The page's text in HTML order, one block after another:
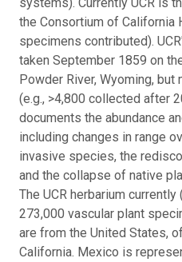
the Consortium of California
specimens contributed).
taken September 1859 on
Powder River, Wyoming,
(e.g., >4,800 collected after
documents the abundance
including changes in range
invasive species, the
and the collapse of native
The UCR herbarium
273,000 vascular plant
are from the United States,
California. Mexico is